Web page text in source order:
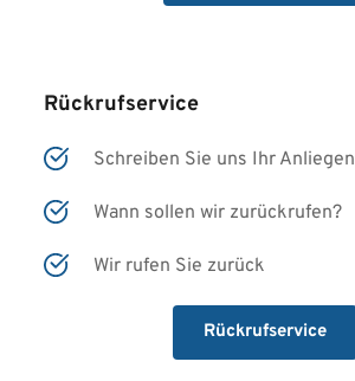
Rückrufservice
Schreiben Sie uns Ihr Anliegen
Wann sollen wir zurückrufen?
Wir rufen Sie zurück
Rückrufservice